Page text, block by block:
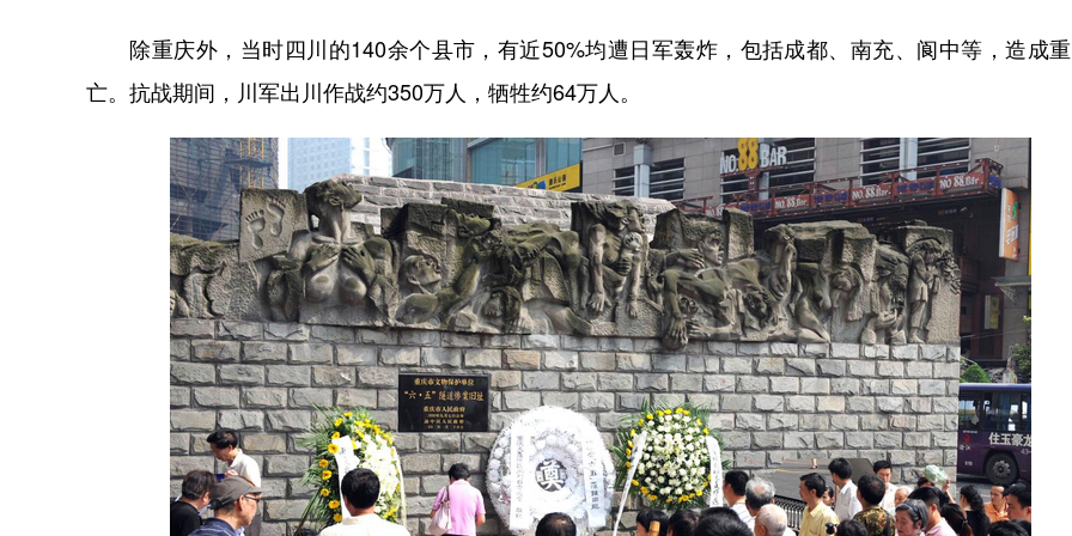
除重庆外，当时四川的140余个县市，有近50%均遭日军轰炸，包括成都、南充、阆中等，造成
亡。抗战期间，川军出川作战约350万人，牺牲约64万人。